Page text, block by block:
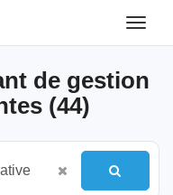
Toggle
de gestion
(44)